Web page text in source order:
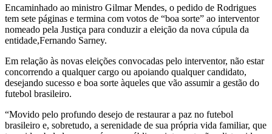
Encaminhado ao ministro Gilmar Mendes, o pedido de Rodrigues
tem sete páginas e termina com votos de “boa sorte” ao interventor
nomeado pela Justiça para conduzir a eleição da nova cúpula da
entidade,Fernando Sarney.
Em relação às novas eleições convocadas pelo interventor, não estar
concorrendo a qualquer cargo ou apoiando qualquer candidato,
desejando sucesso e boa sorte àqueles que vão assumir a gestão do
futebol brasileiro.
“Movido pelo profundo desejo de restaurar a paz no futebol
brasileiro e, sobretudo, a serenidade de sua própria vida familiar, que